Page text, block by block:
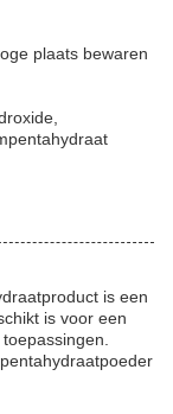
plaats bewaren
is een
is voor een